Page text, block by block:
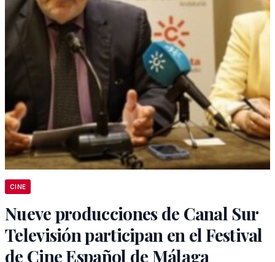
CINE
Nueve producciones de Canal Sur
Televisión participan en el Festival
de Cine Español de Málaga